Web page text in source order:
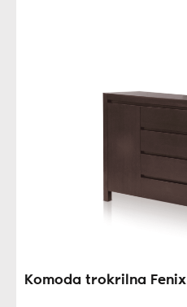
Komoda trokrilna Fenix